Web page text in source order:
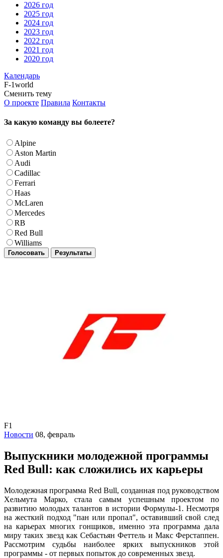
2026 год
2025 год
2024 год
2023 год
2022 год
2021 год
2020 год
Календарь
F-1world
Сменить тему
О проекте Правила Контакты
За какую команду вы болеете?
Alpine
Aston Martin
Audi
Cadillac
Ferrari
Haas
McLaren
Mercedes
RB
Red Bull
Williams
Голосовать Результаты
F1
Новости 08, февраль
Выпускники молодежной программы
Red Bull: как сложились их карьеры
Молодежная программа Red Bull, созданная под руководством
Хельмута Марко, стала самым успешным проектом по
развитию молодых талантов в истории Формулы-1. Несмотря
на жесткий подход "пан или пропал", оставивший свой след
на карьерах многих гонщиков, именно эта программа дала
миру таких звезд как Себастьян Феттель и Макс Ферстаппен.
Рассмотрим судьбы наиболее ярких выпускников этой
программы - от первых попыток до современных звезд.